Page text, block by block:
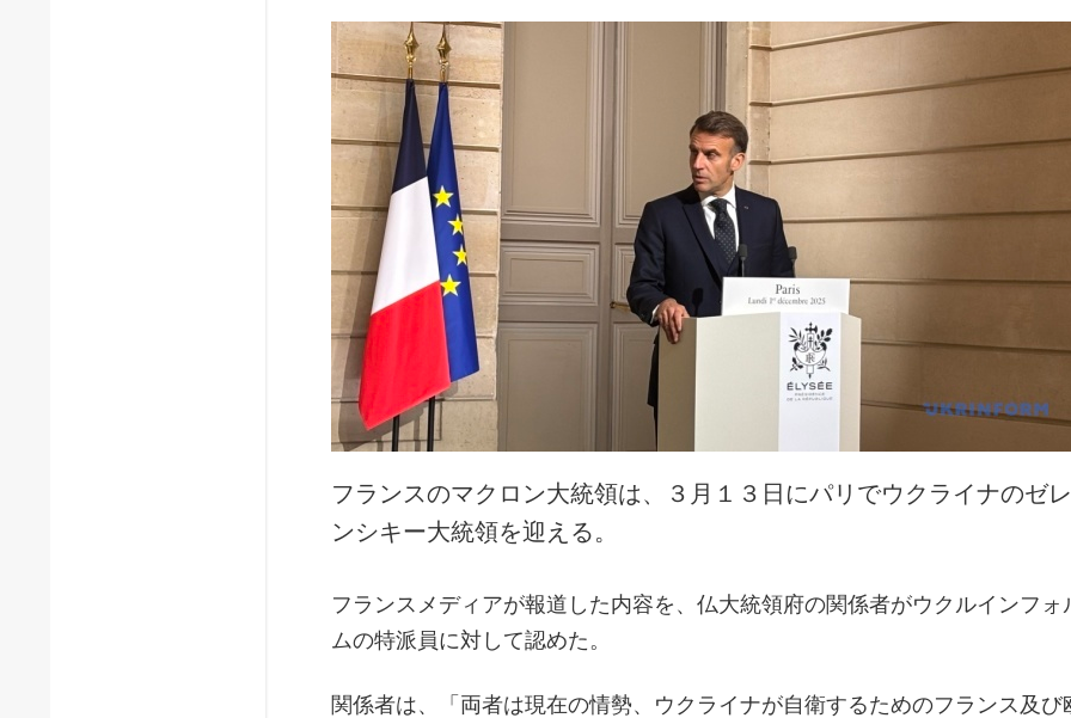
フランスのマクロン大統領は、３月１３日にパリでウクライナのゼレ
ンシキー大統領を迎える。
フランスメディアが報道した内容を、仏大統領府の関係者がウクルインフォ
ムの特派員に対して認めた。
関係者は、「両者は現在の情勢、ウクライナが自衛するためのフランス及び